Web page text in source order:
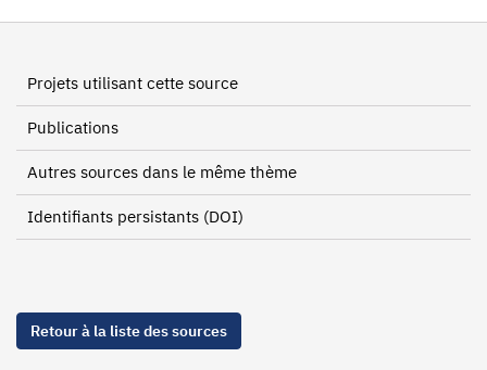
Projets utilisant cette source
Publications
Autres sources dans le même thème
Identifiants persistants (DOI)
Retour à la liste des sources